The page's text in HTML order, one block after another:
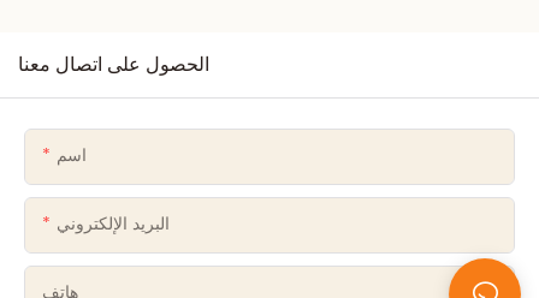
الحصول على اتصال معنا
اسم
البريد الإلكتروني
هاتف